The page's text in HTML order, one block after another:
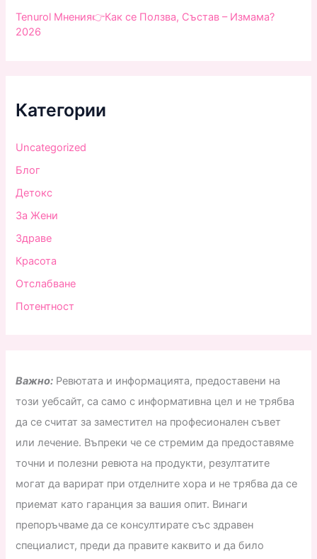
Tenurol Мнения👉Как се Ползва, Състав – Измама?
2026
Категории
Uncategorized
Блог
Детокс
За Жени
Здраве
Красота
Отслабване
Потентност
Важно: Ревютата и информацията, предоставени на
този уебсайт, са само с информативна цел и не трябва
да се считат за заместител на професионален съвет
или лечение. Въпреки че се стремим да предоставяме
точни и полезни ревюта на продукти, резултатите
могат да варират при отделните хора и не трябва да се
приемат като гаранция за вашия опит. Винаги
препоръчваме да се консултирате със здравен
специалист, преди да правите каквито и да било